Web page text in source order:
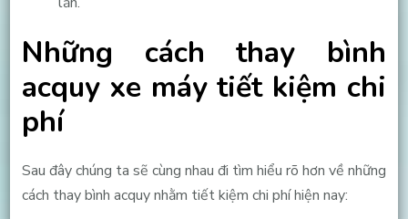
Những cách thay bình
acquy xe máy tiết kiệm chi
phí
Sau đây chúng ta sẽ cùng nhau đi tìm hiểu rõ hơn về những
cách thay bình acquy nhằm tiết kiệm chi phí hiện nay: